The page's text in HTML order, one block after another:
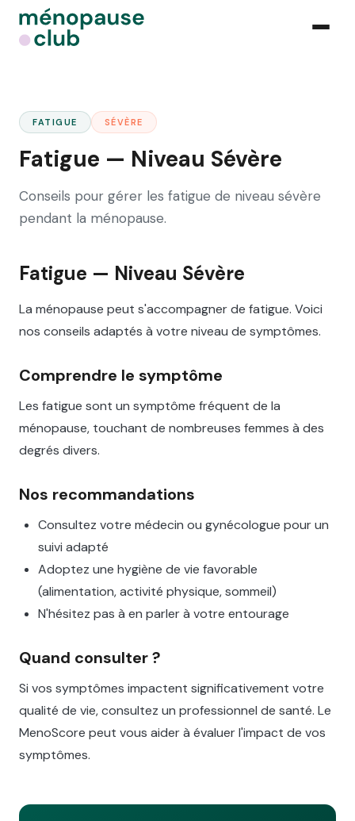
FATIGUE SÉVÈRE
Fatigue — Niveau Sévère
Conseils pour gérer les fatigue de niveau sévère
pendant la ménopause.
Fatigue — Niveau Sévère
La ménopause peut s'accompagner de fatigue. Voici
nos conseils adaptés à votre niveau de symptômes.
Comprendre le symptôme
Les fatigue sont un symptôme fréquent de la
ménopause, touchant de nombreuses femmes à des
degrés divers.
Nos recommandations
Consultez votre médecin ou gynécologue pour un
suivi adapté
Adoptez une hygiène de vie favorable
(alimentation, activité physique, sommeil)
N'hésitez pas à en parler à votre entourage
Quand consulter ?
Si vos symptômes impactent significativement votre
qualité de vie, consultez un professionnel de santé. Le
MenoScore peut vous aider à évaluer l'impact de vos
symptômes.